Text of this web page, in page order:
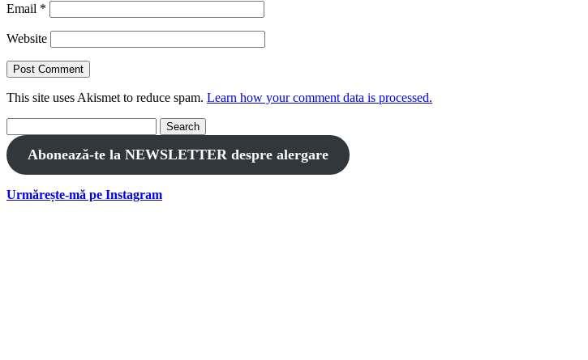
Email *
Website
This site uses Akismet to reduce spam. Learn how your comment data is processed.
for:
Abonează-te la NEWSLETTER despre alergare
Urmărește-mă pe Instagram